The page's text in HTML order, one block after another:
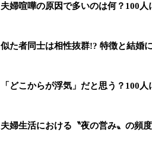
夫婦喧嘩の原因で多いのは何？100
似た者同士は相性抜群!? 特徴と結婚
「どこからが浮気」だと思う？100
夫婦生活における〝夜の営み〟の頻